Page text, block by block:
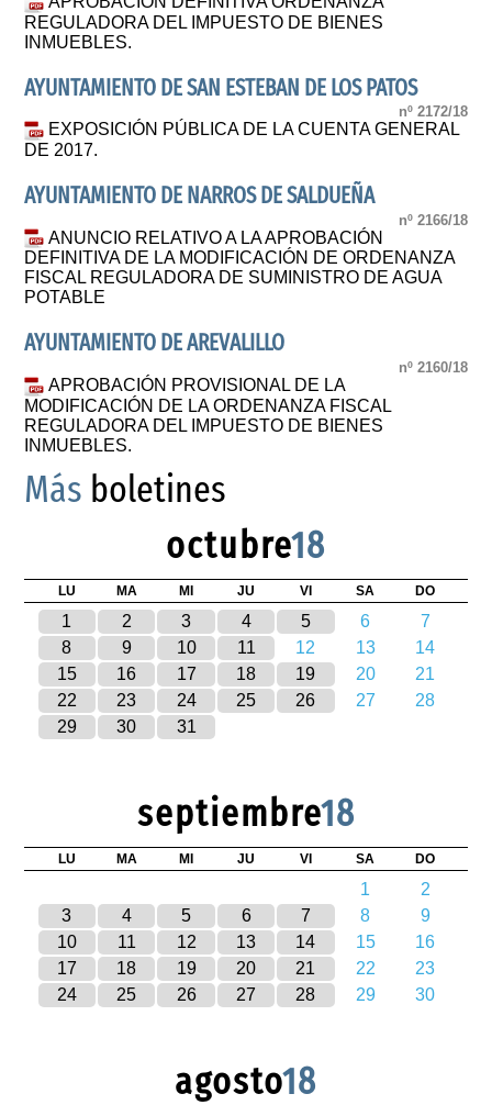
REGULADORA DEL IMPUESTO DE BIENES
INMUEBLES.
AYUNTAMIENTO DE SAN ESTEBAN DE LOS PATOS
nº 2172/18
EXPOSICIÓN PÚBLICA DE LA CUENTA GENERAL
DE 2017.
AYUNTAMIENTO DE NARROS DE SALDUEÑA
nº 2166/18
ANUNCIO RELATIVO A LA APROBACIÓN
DEFINITIVA DE LA MODIFICACIÓN DE ORDENANZA
FISCAL REGULADORA DE SUMINISTRO DE AGUA
POTABLE
AYUNTAMIENTO DE AREVALILLO
nº 2160/18
APROBACIÓN PROVISIONAL DE LA
MODIFICACIÓN DE LA ORDENANZA FISCAL
REGULADORA DEL IMPUESTO DE BIENES
INMUEBLES.
Más boletines
octubre18
LU MA MI JU VI SA DO
1 2 3 4 5 6
7
8
9 10 11 12 13
14
15
16 17 18 19 20
21
22
23 24 25 26 27
28
29
30 31
septiembre18
LU MA MI JU VI SA DO
1
2
3
4 5 6 7 8
9
10
11 12 13 14 15
16
17
18 19 20 21 22
23
24
25 26 27 28 29 30
agosto18